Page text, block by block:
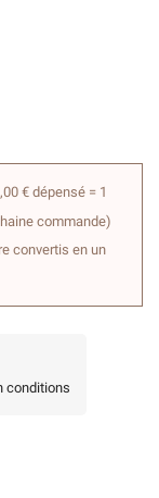
€ dépensé = 1
commande)
convertis en un
conditions